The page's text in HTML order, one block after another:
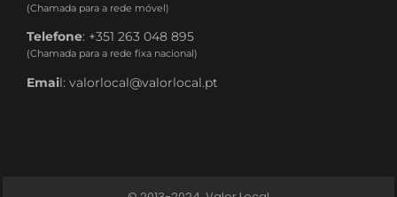
(Chamada para a rede móvel)
Telefone: +351 263 048 895
(Chamada para a rede fixa nacional)
Email: valorlocal@valorlocal.pt